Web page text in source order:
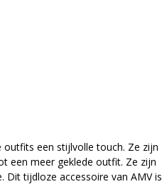
outfits een stijlvolle touch. Ze zijn
een meer geklede outfit. Ze zijn
Dit tijdloze accessoire van AMV is